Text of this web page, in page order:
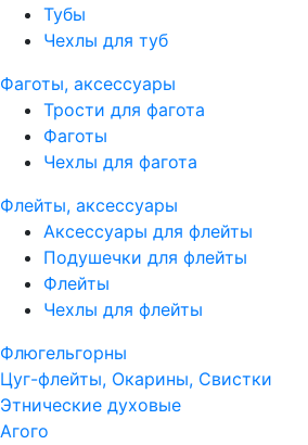
Тубы
Чехлы для туб
Фаготы, аксессуары
Трости для фагота
Фаготы
Чехлы для фагота
Флейты, аксессуары
Аксессуары для флейты
Подушечки для флейты
Флейты
Чехлы для флейты
Флюгельгорны
Цуг-флейты, Окарины, Свистки
Этнические духовые
Агого